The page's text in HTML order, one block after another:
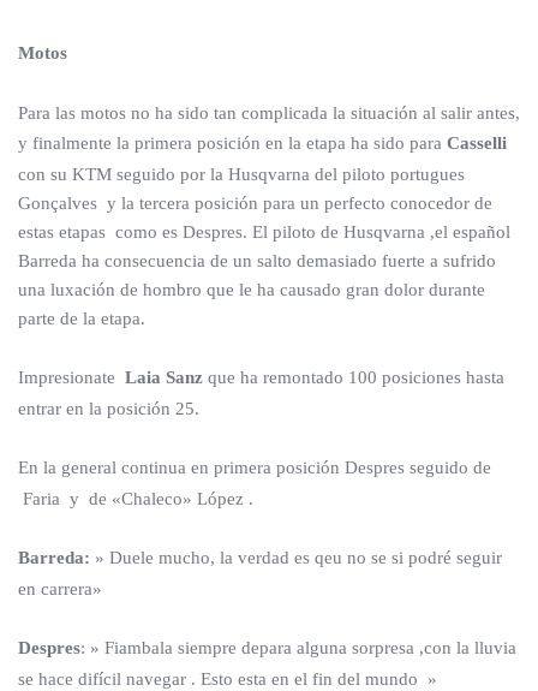
Motos
Para las motos no ha sido tan complicada la situación al salir antes,
y finalmente la primera posición en la etapa ha sido para Casselli
con su KTM seguido por la Husqvarna del piloto portugues
Gonçalves y la tercera posición para un perfecto conocedor de
estas etapas como es Despres. El piloto de Husqvarna ,el español
Barreda ha consecuencia de un salto demasiado fuerte a sufrido
una luxación de hombro que le ha causado gran dolor durante
parte de la etapa.
Impresionate Laia Sanz que ha remontado 100 posiciones hasta
entrar en la posición 25.
En la general continua en primera posición Despres seguido de
Faria y de «Chaleco» López .
Barreda: » Duele mucho, la verdad es qeu no se si podré seguir
en carrera»
Despres: » Fiambala siempre depara alguna sorpresa ,con la lluvia
se hace difícil navegar . Esto esta en el fin del mundo »